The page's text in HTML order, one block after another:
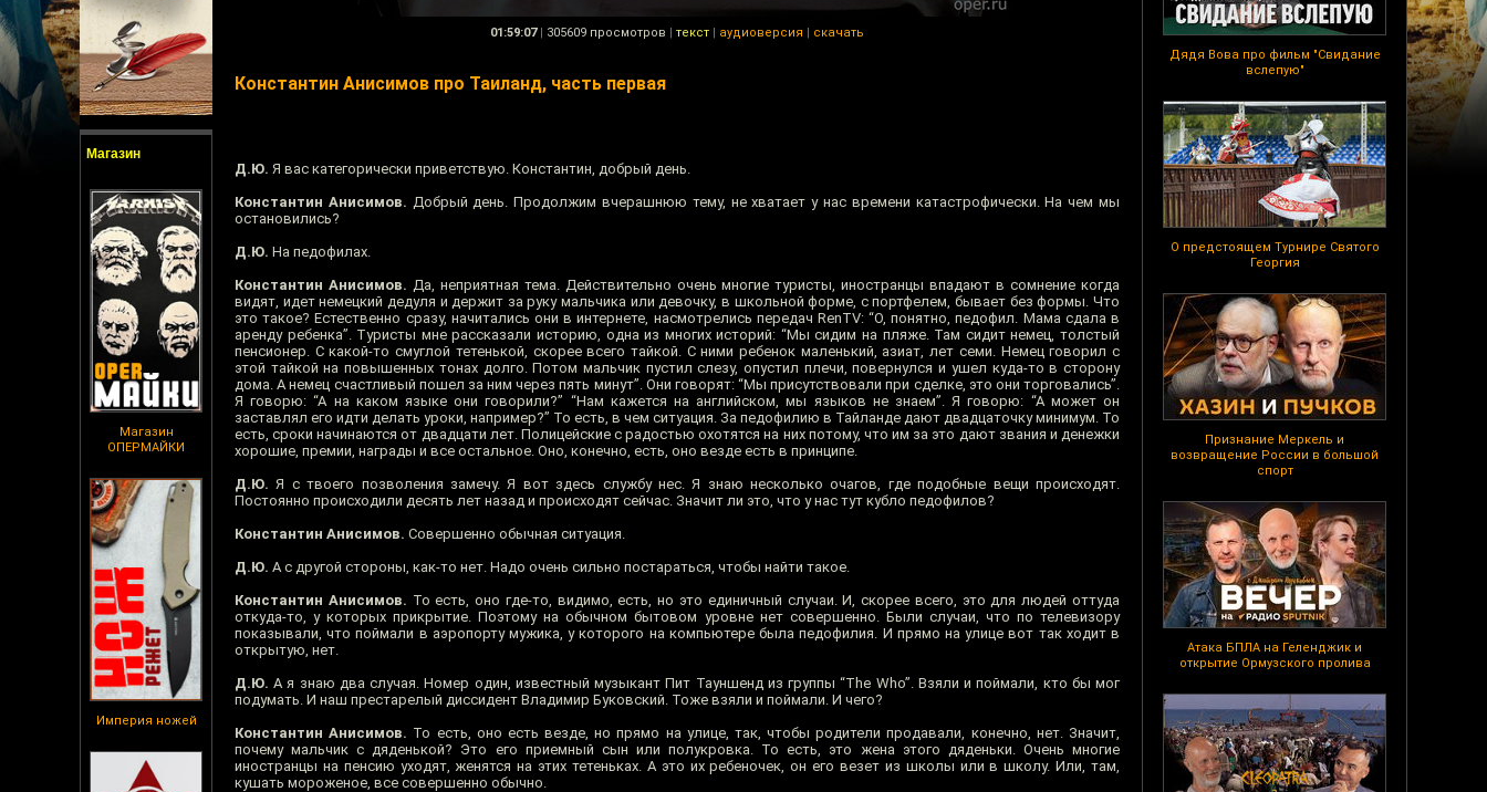
Магазин
Магазин
ОПЕРМАЙКИ
Империя ножей
Дядя Вова про фильм "Свидание
вслепую"
О предстоящем Турнире Святого
Георгия
Признание Меркель и
возвращение России в большой
спорт
Атака БПЛА на Геленджик и
открытие Ормузского пролива
01:59:07 | 305609 просмотров | текст | аудиоверсия | скачать
Константин Анисимов про Таиланд, часть первая
Д.Ю. Я вас категорически приветствую. Константин, добрый день.
Константин Анисимов. Добрый день. Продолжим вчерашнюю тему, не хватает у нас времени катастрофически. На чем мы
остановились?
Д.Ю. На педофилах.
Константин Анисимов. Да, неприятная тема. Действительно очень многие туристы, иностранцы впадают в сомнение когда
видят, идет немецкий дедуля и держит за руку мальчика или девочку, в школьной форме, с портфелем, бывает без формы. Что
это такое? Естественно сразу, начитались они в интернете, насмотрелись передач RenTV: “О, понятно, педофил. Мама сдала в
аренду ребенка”. Туристы мне рассказали историю, одна из многих историй: “Мы сидим на пляже. Там сидит немец, толстый
пенсионер. С какой-то смуглой тетенькой, скорее всего тайкой. С ними ребенок маленький, азиат, лет семи. Немец говорил с
этой тайкой на повышенных тонах долго. Потом мальчик пустил слезу, опустил плечи, повернулся и ушел куда-то в сторону
дома. А немец счастливый пошел за ним через пять минут”. Они говорят: “Мы присутствовали при сделке, это они торговались”.
Я говорю: “А на каком языке они говорили?” “Нам кажется на английском, мы языков не знаем”. Я говорю: “А может он
заставлял его идти делать уроки, например?” То есть, в чем ситуация. За педофилию в Тайланде дают двадцаточку минимум. То
есть, сроки начинаются от двадцати лет. Полицейские с радостью охотятся на них потому, что им за это дают звания и денежки
хорошие, премии, награды и все остальное. Оно, конечно, есть, оно везде есть в принципе.
Д.Ю. Я с твоего позволения замечу. Я вот здесь службу нес. Я знаю несколько очагов, где подобные вещи происходят.
Постоянно происходили десять лет назад и происходят сейчас. Значит ли это, что у нас тут кубло педофилов?
Константин Анисимов. Совершенно обычная ситуация.
Д.Ю. А с другой стороны, как-то нет. Надо очень сильно постараться, чтобы найти такое.
Константин Анисимов. То есть, оно где-то, видимо, есть, но это единичный случаи. И, скорее всего, это для людей оттуда
откуда-то, у которых прикрытие. Поэтому на обычном бытовом уровне нет совершенно. Были случаи, что по телевизору
показывали, что поймали в аэропорту мужика, у которого на компьютере была педофилия. И прямо на улице вот так ходит в
открытую, нет.
Д.Ю. А я знаю два случая. Номер один, известный музыкант Пит Тауншенд из группы “The Who”. Взяли и поймали, кто бы мог
подумать. И наш престарелый диссидент Владимир Буковский. Тоже взяли и поймали. И чего?
Константин Анисимов. То есть, оно есть везде, но прямо на улице, так, чтобы родители продавали, конечно, нет. Значит,
почему мальчик с дяденькой? Это его приемный сын или полукровка. То есть, это жена этого дяденьки. Очень многие
иностранцы на пенсию уходят, женятся на этих тетеньках. А это их ребеночек, он его везет из школы или в школу. Или, там,
кушать мороженое, все совершенно обычно.